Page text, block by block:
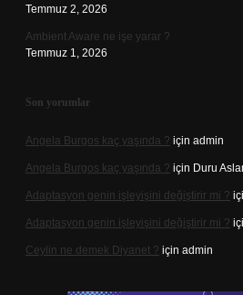
Temmuz 2, 2026
Ambient Aware ne işe yarar ?
Temmuz 1, 2026
Son yorumlar
Angela Burgos kaç yaşında ? için admin
Angela Burgos kaç yaşında ? için Duru
Adaptasyon genin işleyişini değiştirir mi ?
Adaptasyon genin işleyişini değiştirir mi ?
Ceylin ne demek Diyanet ? için admin